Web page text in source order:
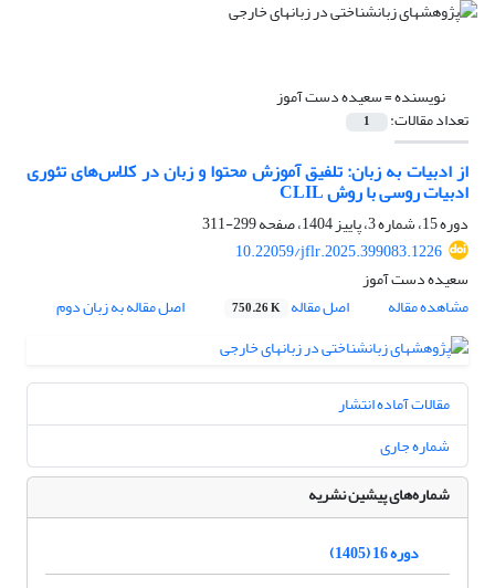
نویسنده =سعیده دست آموز
تعداد مقالات: 1
از ادبیات به زبان: تلفیق آموزش محتوا و زبان در کلاس‌های تئوری
ادبیات روسی با روش CLIL
دوره 15، شماره 3، پاییز 1404، صفحه
299-311
10.22059/jflr.2025.399083.1226
سعیده دست آموز
مشاهده مقاله
اصل مقاله 750.26 K اصل مقاله به زبان دوم
مقالات آماده انتشار
شماره جاری
شماره‌های پیشین نشریه
دوره 16 (1405)